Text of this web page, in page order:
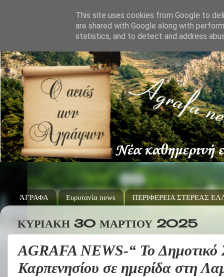
ΆΓΡΑΦΑ Ευρυτανία news ΠΕΡΙΦΕΡΕΙΑ ΣΤΕΡΕΑΣ
ΚΥΡΙΑΚΉ 30 ΜΑΡΤΊΟΥ 2025
AGRAFA NEWS-“ Το Δημοτικό
Καρπενησίου σε ημερίδα στη
This site uses cookies from Google to
are shared with Google along with
statistics, and to detect and address